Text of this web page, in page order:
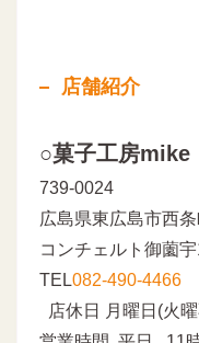
店舗紹介
○菓子工房mike
739-0024
広島県東広島市西
コンチェルト御薗
TEL082-490-4466
店休日 月曜日(火